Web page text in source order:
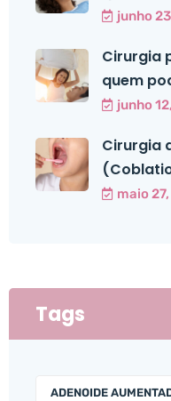
junho
Cirurgia
quem
junho
Cirurgia
maio
Tags
ADENOIDE